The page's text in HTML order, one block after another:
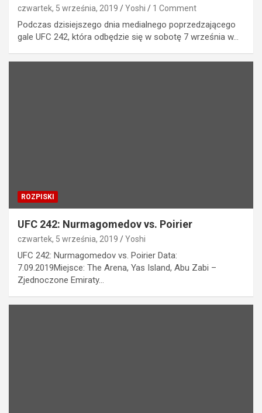
czwartek, 5 września, 2019 Yoshi 1 Comment
Podczas dzisiejszego dnia medialnego poprzedzającego
gale UFC 242, która odbędzie się w sobotę 7 września w…
ROZPISKI
UFC 242: Nurmagomedov vs. Poirier
czwartek, 5 września, 2019 Yoshi
UFC 242: Nurmagomedov vs. Poirier Data:
7.09.2019Miejsce: The Arena, Yas Island, Abu Zabi –
Zjednoczone Emiraty…